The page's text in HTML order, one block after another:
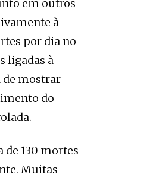
em outros
à
por dia no
ligadas à
de mostrar
do
de 130 mortes
Muitas